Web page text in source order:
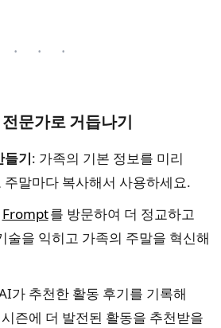
문가로 거듭나기
들기: 가족의 기본 정보를 미리
말마다 복사해서 사용하세요.
Frompt를 방문하여 더 정교하고
술을 익히고 가족의 주말을 혁신해
가 추천한 활동 후기를 기록해
즌에 더 발전된 활동을 추천받을